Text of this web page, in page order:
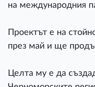
на международния
Проектът е на
през май и ще
Целта му е да